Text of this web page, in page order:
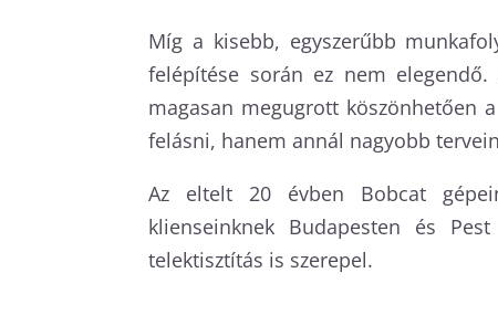
Míg a kisebb, egyszerűbb
felépítése során ez nem
magasan megugrott köszönhetően
felásni, hanem annál nagyobb
Az eltelt 20 évben Bobcat
klienseinknek Budapesten és
telektisztítás is szerepel.